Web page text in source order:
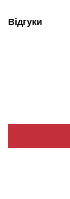
Відгуки